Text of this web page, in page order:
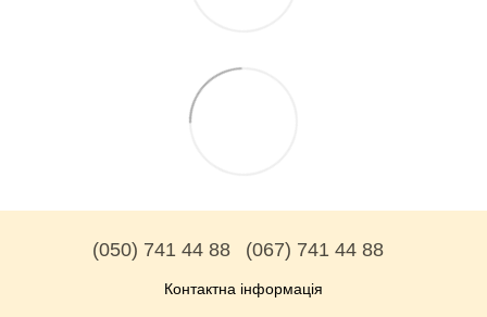
(050) 741 44 88 (067) 741 44 88
Контактна інформація